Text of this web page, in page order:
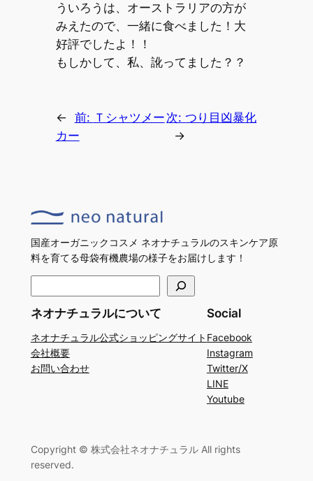
ういろうは、オーストラリアの方が
みえたので、一緒に食べました！大
好評でしたよ！！
もしかして、私、訛ってました？？
← 前: Ｔシャツメー
カー
次:つり目凶暴化
→
国産オーガニックコスメ ネオナチュラルのスキンケア原
料を育てる母袋有機農場の様子をお届けします！
ネオナチュラルについて
ネオナチュラル公式ショッピングサイト
会社概要
お問い合わせ
Social
Facebook
Instagram
Twitter/X
LINE
Youtube
Copyright © 株式会社ネオナチュラル All rights
reserved.